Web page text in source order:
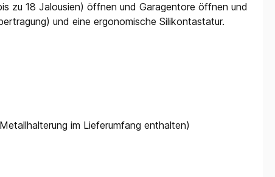
zu 18 Jalousien) öffnen und Garagentore öffnen und
und eine ergonomische Silikontastatur.
im Lieferumfang enthalten)